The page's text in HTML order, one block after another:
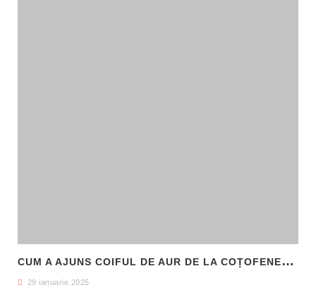
C
UM A AJUNS COIFUL DE AUR DE LA COȚOFENEȘTI ÎN PATRIMONIUL NAȚIONAL
29 ianuarie 2025